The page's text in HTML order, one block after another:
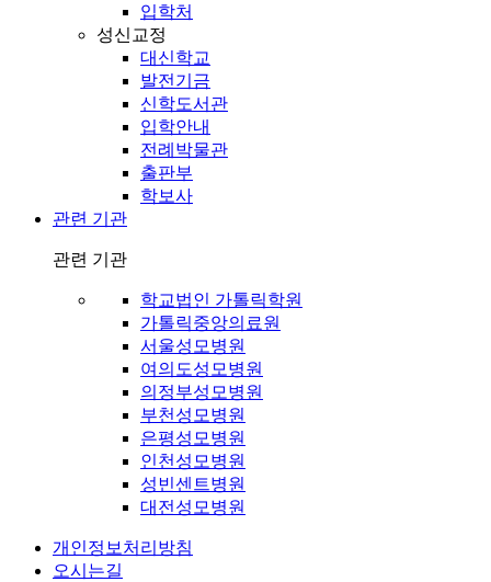
입학처
성신교정
대신학교
발전기금
신학도서관
입학안내
전례박물관
출판부
학보사
관련 기관
관련 기관
학교법인 가톨릭학원
가톨릭중앙의료원
서울성모병원
여의도성모병원
의정부성모병원
부천성모병원
은평성모병원
인천성모병원
성빈센트병원
대전성모병원
개인정보처리방침
오시는길